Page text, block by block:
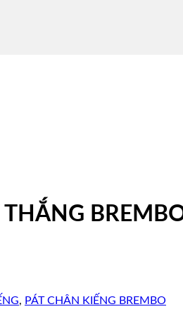
, PÁT CHÂN KIẾNG BREMBO